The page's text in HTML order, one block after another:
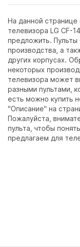
На данной
телевизора LG CF-
предложить. Пульты
производства, а
других корпусах.
некоторых
телевизора может
разными пультами,
есть можно купить
"Описание" на
Пожалуйста,
пульта, чтобы
предлагаем для